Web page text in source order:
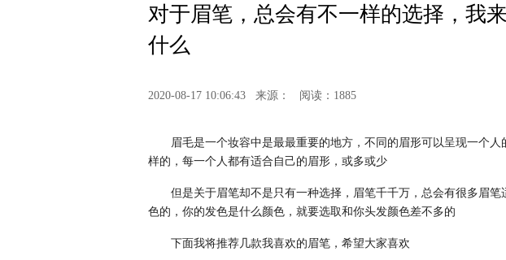
对于眉笔，总会有不一样的选择，我
什么
2020-08-17 10:06:43 来源： 阅读：1885
眉毛是一个妆容中是最最重要的地方，不同的眉形可以呈现一个
样的，每一个人都有适合自己的眉形，或多或少
但是关于眉笔却不是只有一种选择，眉笔千千万，总会有很多眉
色的，你的发色是什么颜色，就要选取和你头发颜色差不多的
下面我将推荐几款我喜欢的眉笔，希望大家喜欢